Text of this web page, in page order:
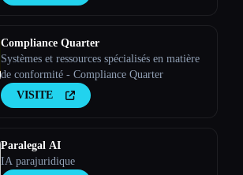
Compliance Quarter
Systèmes et ressources spécialisés en matière
de conformité - Compliance Quarter
VISITE
Paralegal AI
IA parajuridique